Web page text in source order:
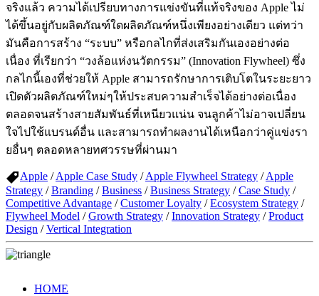
จริงแล้ว ความได้เปรียบทางการแข่งขันที่แท้จริงของ Apple ไม่
ได้ขึ้นอยู่กับผลิตภัณฑ์ใดผลิตภัณฑ์หนึ่งเพียงอย่างเดียว แต่ทว่า
มันคือการสร้าง “ระบบ” หรือกลไกที่ส่งเสริมกันเองอย่างต่อ
เนื่อง ที่เรียกว่า “วงล้อแห่งนวัตกรรม” (Innovation Flywheel) ซึ่ง
กลไกนี้เองที่ช่วยให้ Apple สามารถรักษาการเติบโตในระยะยาว
เปิดตัวผลิตภัณฑ์ใหม่ๆให้ประสบความสำเร็จได้อย่างต่อเนื่อง
ตลอดจนสร้างสายสัมพันธ์ที่เหนียวแน่น จนลูกค้าไม่อาจเปลี่ยน
ใจไปใช้แบรนด์อื่น และสามารถทำผลงานได้เหนือกว่าคู่แข่งรา
ยอื่นๆ ตลอดหลายทศวรรษที่ผ่านมา
Apple /Apple Case Study /Apple Flywheel Strategy /Apple
Strategy /Branding /Business /Business Strategy /Case Study /
Competitive Advantage /Customer Loyalty /Ecosystem Strategy /
Flywheel Model /Growth Strategy /Innovation Strategy /Product
Design /Vertical Integration
HOME